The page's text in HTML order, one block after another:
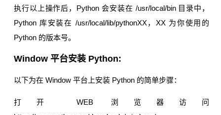
执行以上操作后，Python 会安装在 /usr/local/bin 目录中，
Python 库安装在 /usr/local/lib/pythonXX，XX 为你使用的
Python 的版本号。
Window 平台安装 Python:
以下为在 Window 平台上安装 Python 的简单步骤：
打开 WEB 浏览器访问